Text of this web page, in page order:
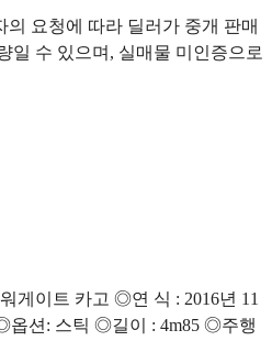
요청에 따라 딜러가 중개 판매
일 수 있으며, 실매물 미인증으로
게이트 카고 ◎연 식 : 2016년 11
옵션: 스틱 ◎길이 : 4m85 ◎주행